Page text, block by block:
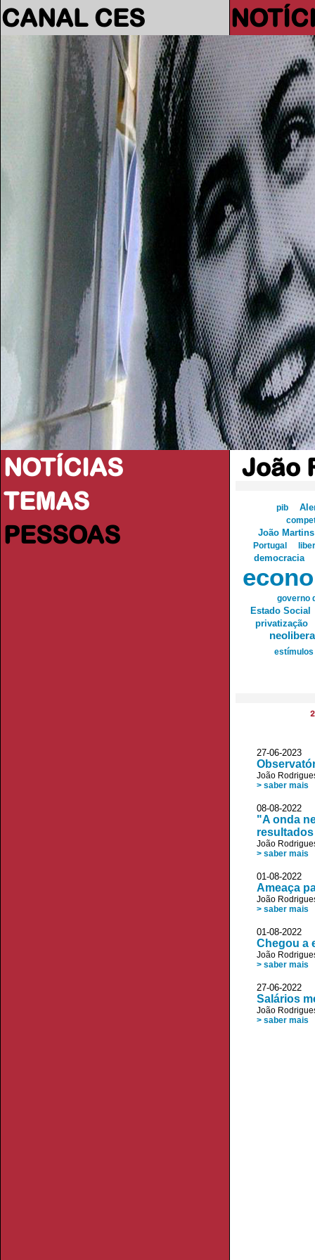
CANAL CES
NOTÍCIAS
TEMAS
PESSOAS
João
pib
João
Portugal
democracia
governo
Estado Social
privatização
27-06-2023
João
> saber mais
08-08-2022
"A onda
João
> saber mais
01-08-
Ameaça
João
> saber mais
01-08-
Chegou a
João
> saber mais
27-06-
Salários
João
> saber mais